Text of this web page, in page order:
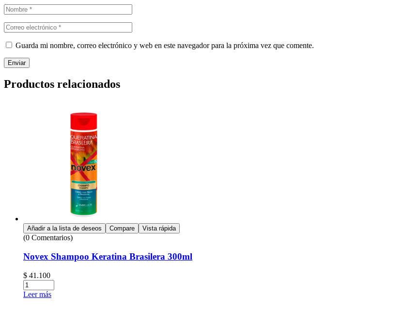
Guarda mi nombre, correo electrónico y web en este navegador para la próxima vez que comente.
Enviar
Productos relacionados
Añadir a la lista de deseos Compare Vista rápida
(0 Comentarios)
Novex Shampoo Keratina Brasilera 300ml
$ 41.100
Leer más